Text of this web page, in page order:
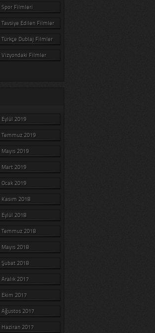
Spor Filmleri
Tavsiye Edilen Filmler
Türkçe Dublaj Filmler
Vizyondaki Filmler
Eylül 2019
Temmuz 2019
Mayıs 2019
Mart 2019
Ocak 2019
Kasım 2018
Eylül 2018
Temmuz 2018
Mayıs 2018
Şubat 2018
Aralık 2017
Ekim 2017
Ağustos 2017
Haziran 2017